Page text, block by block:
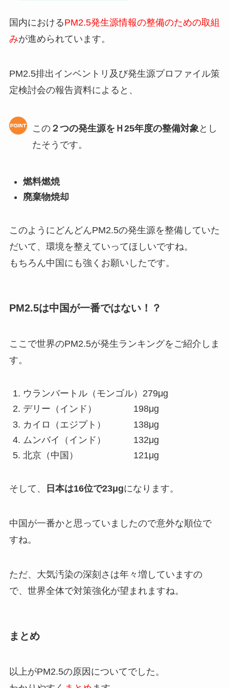
国内におけるPM2.5発生源情報の整備のための取組
みが進められています。
PM2.5排出インベントリ及び発生源プロファイル策
定検討会の報告資料によると、
この２つの発生源をＨ25年度の整備対象とし
たそうです。
燃料燃焼
廃棄物焼却
このようにどんどんPM2.5の発生源を整備していた
だいて、環境を整えていってほしいですね。
もちろん中国にも強くお願いしたです。
PM2.5は中国が一番ではない！？
ここで世界のPM2.5が発生ランキングをご紹介しま
す。
ウランバートル（モンゴル）279μg
デリー（インド） 198μg
カイロ（エジプト） 138μg
ムンバイ（インド） 132μg
北京（中国） 121μg
そして、 日本は16位で23μgになります。
中国が一番かと思っていましたので意外な順位で
すね。
ただ、大気汚染の深刻さは年々増していますの
で、世界全体で対策強化が望まれますね。
まとめ
以上がPM2.5の原因についてでした。